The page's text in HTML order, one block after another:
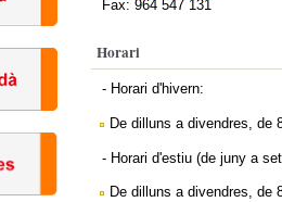
Fax: 964 547 131
Horari
- Horari d'hivern:
De dilluns a divendres, de
- Horari d'estiu (de juny a
De dilluns a divendres, de